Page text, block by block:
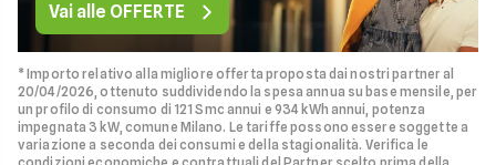
Vai alle OFFERTE
* Importo relativo alla migliore offerta proposta dai nostri partner al
20/04/2026, ottenuto suddividendo la spesa annua su base mensile, per
un profilo di consumo di 121 Smc annui e 934 kWh annui, potenza
impegnata 3 kW, comune Milano. Le tariffe possono essere soggette a
variazione a seconda dei consumi e della stagionalità. Verifica le